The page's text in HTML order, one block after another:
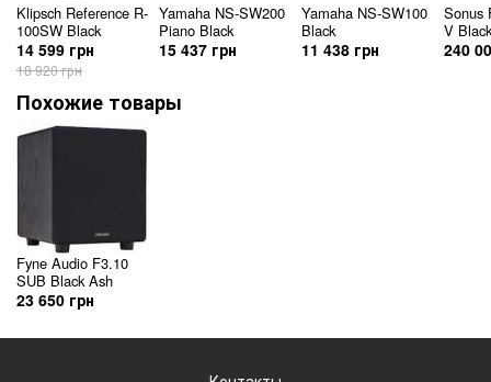
Klipsch Reference R-
100SW Black
14 599 грн
18 920 грн
Yamaha NS-SW200
Piano Black
15 437 грн
Yamaha NS-SW100
Black
11 438 грн
Sonus
V Black
240
Похожие товары
Fyne Audio F3.10
SUB Black Ash
23 650 грн